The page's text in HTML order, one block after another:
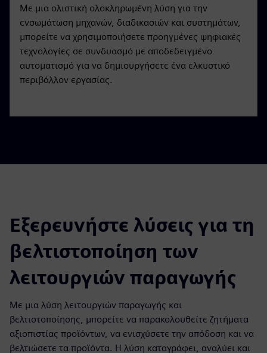
Με μια ολιστική ολοκληρωμένη λύση για την
ενσωμάτωση μηχανών, διαδικασιών και συστημάτων,
μπορείτε να χρησιμοποιήσετε προηγμένες ψηφιακές
τεχνολογίες σε συνδυασμό με αποδεδειγμένο
αυτοματισμό για να δημιουργήσετε ένα ελκυστικό
περιβάλλον εργασίας.
Εξερευνήστε λύσεις για τη
βελτιστοποίηση των
λειτουργιών παραγωγής
Με μια λύση λειτουργιών παραγωγής και
βελτιστοποίησης, μπορείτε να παρακολουθείτε ζητήματα
αξιοπιστίας προϊόντων, να ενισχύσετε την απόδοση και να
βελτιώσετε τα προϊόντα. Η λύση καταγράφει, αναλύει και